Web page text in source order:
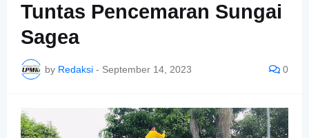
Tuntas Pencemaran Sungai
Sagea
by Redaksi - September 14, 2023 0